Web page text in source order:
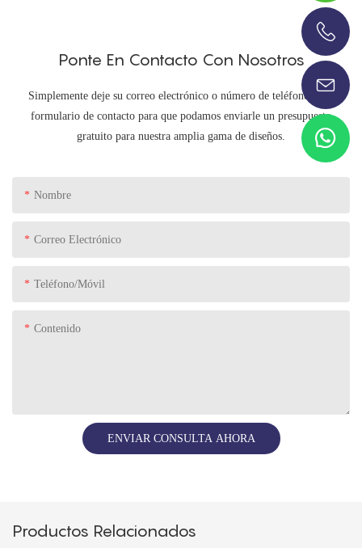
Ponte En Contacto Con Nosotros
Simplemente deje su correo electrónico o número de teléfono en el
formulario de contacto para que podamos enviarle un presupuesto
gratuito para nuestra amplia gama de diseños.
Nombre
Correo Electrónico
Teléfono/Móvil
Contenido
ENVIAR CONSULTA AHORA
Productos Relacionados